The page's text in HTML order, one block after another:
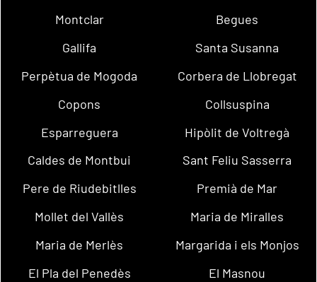
Montclar
Begues
Gallifa
Santa Susanna
Perpètua de Mogoda
Corbera de Llobregat
Copons
Collsuspina
Esparreguera
Hipòlit de Voltregà
Caldes de Montbui
Sant Feliu Sasserra
Pere de Riudebitlles
Premià de Mar
Mollet del Vallès
Maria de Miralles
Maria de Merlès
Margarida i els Monjos
El Pla del Penedès
El Masnou